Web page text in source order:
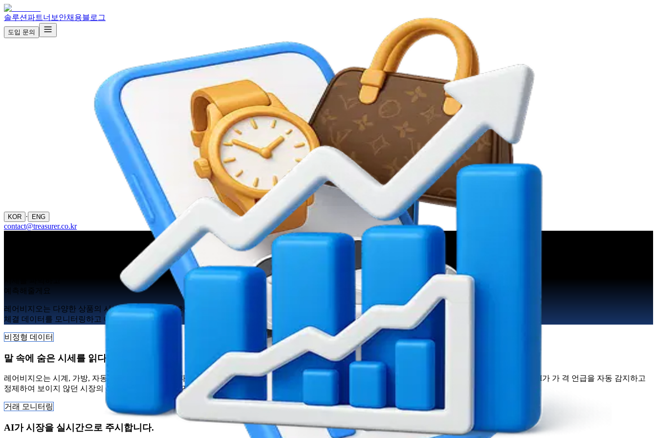
솔루션 파트너 보안채용블로그
도입 문의
KOR · ENG
contact@treasurer.co.kr
예측해줄게요
레어비지오는 다양한 상품의 시세를 자연어로 수집하여 가격 데이터를 처리하고,
체결 데이터를 모니터링하고 예측합니다.
비정형 데이터
말 속에 숨은 시세를 읽다
레어비지오는 시계, 가방, 자동차, 미술품처럼 시세 파 악이 어려운 자산의 가격 정보를 자연어로 수집합니다. 뉴스, 커뮤니티, 리뷰 등 비정형 텍스트 속에서 AI가 가 격 언급을 자동 감지하고
정제하여 보이지 않던 시장의 시그널을 데이터로 바꿔냅니다.
거래 모니터링
AI가 시장을 실시간으로 주시합니다.